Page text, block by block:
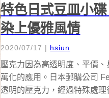
特色日式豆皿小
染上優雅風情
2020/07/17 | hsiun
壓克力因為高透明度、平價
萬化的應用。日本郵購公司
透明的壓克力，經過特殊處